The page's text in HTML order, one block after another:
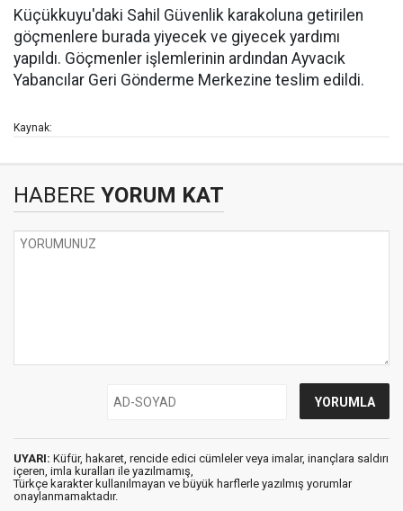
Küçükkuyu'daki Sahil Güvenlik karakoluna getirilen
göçmenlere burada yiyecek ve giyecek yardımı
yapıldı. Göçmenler işlemlerinin ardından Ayvacık
Yabancılar Geri Gönderme Merkezine teslim edildi.
Kaynak:
HABERE YORUM KAT
UYARI: Küfür, hakaret, rencide edici cümleler veya imalar, inançlara saldırı
içeren, imla kuralları ile yazılmamış,
Türkçe karakter kullanılmayan ve büyük harflerle yazılmış yorumlar
onaylanmamaktadır.